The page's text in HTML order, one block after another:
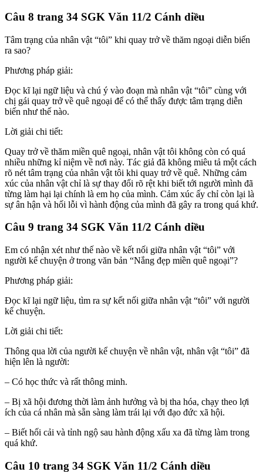
Câu 8 trang 34 SGK Văn 11/2 Cánh diều
Tâm trạng của nhân vật “tôi” khi quay trở về thăm ngoại diễn biến
ra sao?
Phương pháp giải:
Đọc kĩ lại ngữ liệu và chú ý vào đoạn mà nhân vật “tôi” cùng với
chị gái quay trở về quê ngoại để có thể thấy được tâm trạng diễn
biến như thế nào.
Lời giải chi tiết:
Quay trở về thăm miền quê ngoại, nhân vật tôi không còn có quá
nhiều những kỉ niệm về nơi này. Tác giả đã không miêu tả một cách
rõ nét tâm trạng của nhân vật tôi khi quay trở về quê. Những cảm
xúc của nhân vật chỉ là sự thay đổi rõ rệt khi biết tới người mình đã
từng làm hại lại chính là em họ của mình. Cảm xúc ấy chỉ còn lại là
sự ân hận và hối lỗi vì hành động của mình đã gây ra trong quá khứ.
Câu 9 trang 34 SGK Văn 11/2 Cánh diều
Em có nhận xét như thế nào về kết nối giữa nhân vật “tôi” với
người kể chuyện ở trong văn bản “Nắng đẹp miền quê ngoại”?
Phương pháp giải:
Đọc kĩ lại ngữ liệu, tìm ra sự kết nối giữa nhân vật “tôi” với người
kể chuyện.
Lời giải chi tiết:
Thông qua lời của người kể chuyện về nhân vật, nhân vật “tôi” đã
hiện lên là người:
– Có học thức và rất thông minh.
– Bị xã hội đương thời làm ảnh hưởng và bị tha hóa, chạy theo lợi
ích của cá nhân mà sẵn sàng làm trái lại với đạo đức xã hội.
– Biết hối cải và tỉnh ngộ sau hành động xấu xa đã từng làm trong
quá khứ.
Câu 10 trang 34 SGK Văn 11/2 Cánh diều